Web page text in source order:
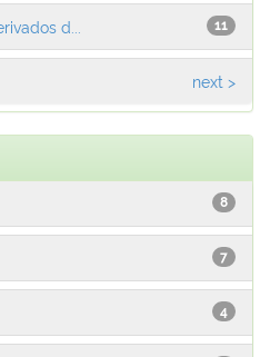
11
d...
next >
8
7
4